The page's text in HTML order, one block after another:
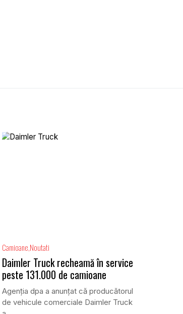
Camioane Noutati
Daimler Truck recheamă în service
peste 131.000 de camioane
Agenția dpa a anunțat că producătorul
de vehicule comerciale Daimler Truck